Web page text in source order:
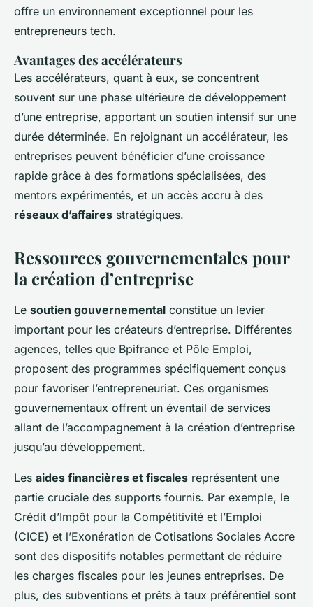
offre un environnement exceptionnel pour les
entrepreneurs tech.
Avantages des accélérateurs
Les accélérateurs, quant à eux, se concentrent
souvent sur une phase ultérieure de développement
d’une entreprise, apportant un soutien intensif sur une
durée déterminée. En rejoignant un accélérateur, les
entreprises peuvent bénéficier d’une croissance
rapide grâce à des formations spécialisées, des
mentors expérimentés, et un accès accru à des
réseaux d’affaires stratégiques.
Ressources gouvernementales pour
la création d’entreprise
Le soutien gouvernemental constitue un levier
important pour les créateurs d’entreprise. Différentes
agences, telles que Bpifrance et Pôle Emploi,
proposent des programmes spécifiquement conçus
pour favoriser l’entrepreneuriat. Ces organismes
gouvernementaux offrent un éventail de services
allant de l’accompagnement à la création d’entreprise
jusqu’au développement.
Les aides financières et fiscales représentent une
partie cruciale des supports fournis. Par exemple, le
Crédit d’Impôt pour la Compétitivité et l’Emploi
(CICE) et l’Exonération de Cotisations Sociales Accre
sont des dispositifs notables permettant de réduire
les charges fiscales pour les jeunes entreprises. De
plus, des subventions et prêts à taux préférentiel sont